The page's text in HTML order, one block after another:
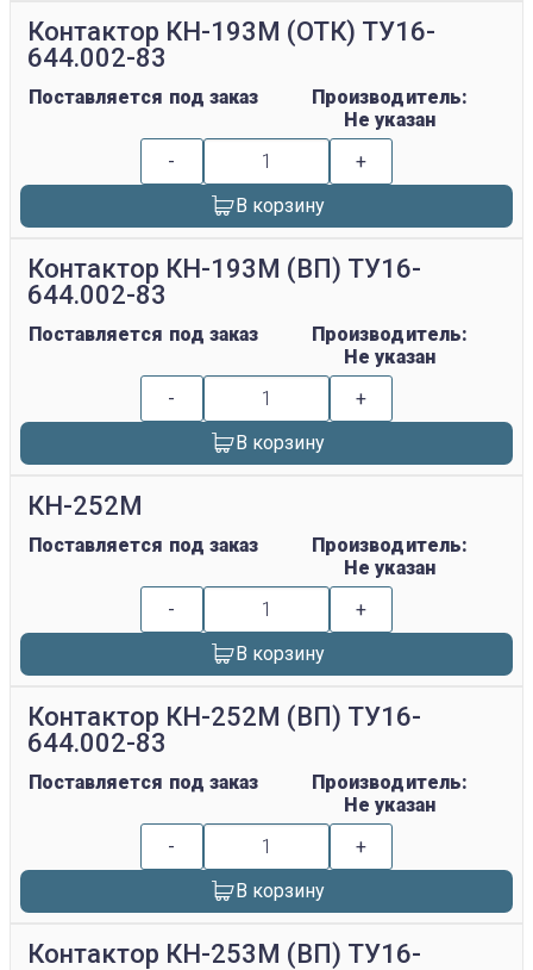
Контактор КН-193М (ОТК) ТУ16-
644.002-83
Поставляется под заказ
Производитель:
Не указан
-
+
В корзину
Контактор КН-193М (ВП) ТУ16-
644.002-83
Поставляется под заказ
Производитель:
Не указан
-
+
В корзину
КН-252М
Поставляется под заказ
Производитель:
Не указан
-
+
В корзину
Контактор КН-252М (ВП) ТУ16-
644.002-83
Поставляется под заказ
Производитель:
Не указан
-
+
В корзину
Контактор КН-253М (ВП) ТУ16-